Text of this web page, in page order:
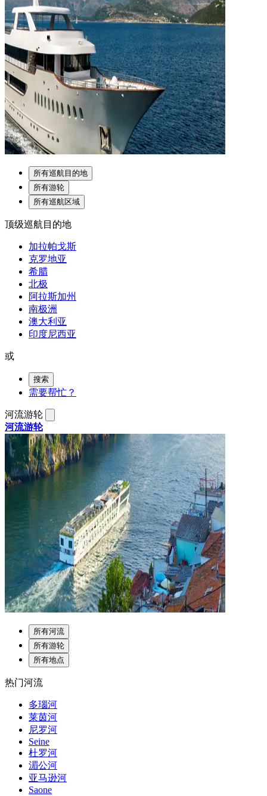
所有巡航目的地
所有游轮
所有巡航区域
顶级巡航目的地
加拉帕戈斯
克罗地亚
希腊
北极
阿拉斯加州
南极洲
澳大利亚
印度尼西亚
或
搜索
需要帮忙？
河流游轮
河流游轮
所有河流
所有游轮
所有地点
热门河流
多瑙河
莱茵河
尼罗河
Seine
杜罗河
湄公河
亚马逊河
Saone